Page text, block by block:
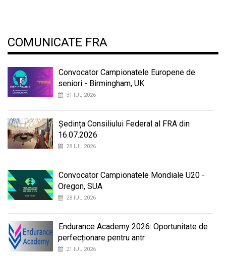
COMUNICATE FRA
Convocator Campionatele Europene de
seniori - Birmingham, UK
31 IUL 2026
Ședința Consiliului Federal al FRA din
16.07.2026
28 IUL 2026
Convocator Campionatele Mondiale U20 -
Oregon, SUA
28 IUL 2026
Endurance Academy 2026: Oportunitate de
perfecționare pentru antr
21 IUL 2026